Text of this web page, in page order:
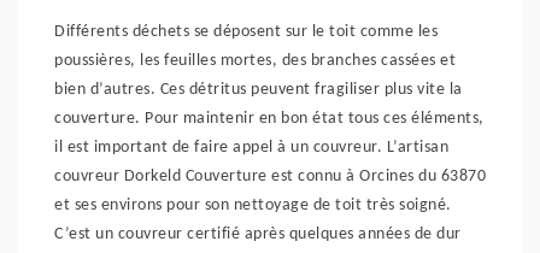
Différents déchets se déposent sur le toit comme les
poussières, les feuilles mortes, des branches cassées et
bien d’autres. Ces détritus peuvent fragiliser plus vite la
couverture. Pour maintenir en bon état tous ces éléments,
il est important de faire appel à un couvreur. L’artisan
couvreur Dorkeld Couverture est connu à Orcines du 63870
et ses environs pour son nettoyage de toit très soigné.
C’est un couvreur certifié après quelques années de dur